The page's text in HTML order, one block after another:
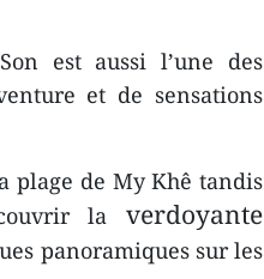
est aussi l’une des
et de sensations
plage de My Khê tandis
la verdoyante
panoramiques sur les